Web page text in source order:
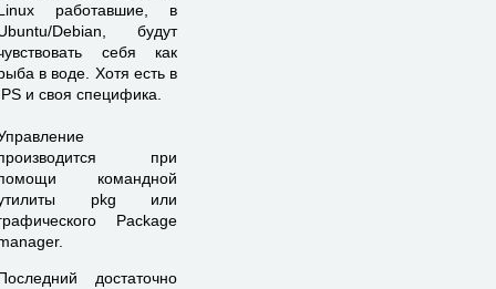
работавшие, в
Debian, будут
себя как
в воде. Хотя есть в
и своя специфика.
при
командной
pkg или
Package
достаточно